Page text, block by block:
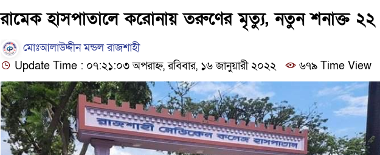
রামেক হাসপাতালে করোনায় তরুণের মৃত্যু, নতুন শনাক্ত ২২
মোঃআলাউদ্দীন মন্ডল রাজশাহী
Update Time : ০৭:২১:০৩ অপরাহ্ন, রবিবার, ১৬ জানুয়ারী ২০২২
৬৭৯ Time View